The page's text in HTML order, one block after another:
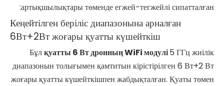
артықшылықтары төменде егжей-тегжейлі сипатталған:
Кеңейтілген беріліс диапазонына арналған
6Вт+2Вт жоғары қуатты күшейткіш
Бұлқуатты 6 Вт дронның WiFi модулі5 ГГц жиілік
диапазонын толығымен қамтитын кірістірілген 6 Вт+2 Вт
жоғары қуатты күшейткішпен жабдықталған. Қуаты төмен